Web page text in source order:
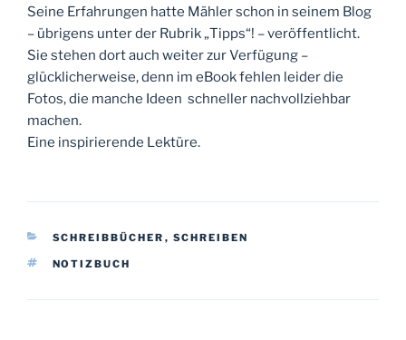
Seine Erfahrungen hatte Mähler schon in seinem Blog
– übrigens unter der Rubrik „Tipps“! – veröffentlicht.
Sie stehen dort auch weiter zur Verfügung –
glücklicherweise, denn im eBook fehlen leider die
Fotos, die manche Ideen schneller nachvollziehbar
machen.
Eine inspirierende Lektüre.
KATEGORIEN
SCHREIBBÜCHER , SCHREIBEN
SCHLAGWÖRTER
NOTIZBUCH